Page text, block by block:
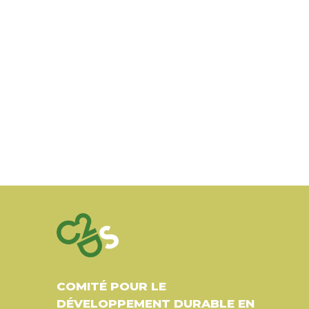
COMITÉ POUR LE
DÉVELOPPEMENT DURABLE EN